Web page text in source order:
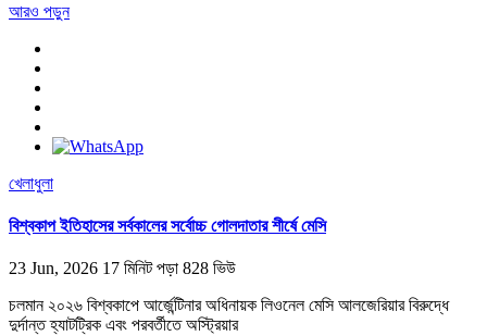
আরও পড়ুন
খেলাধুলা
বিশ্বকাপ ইতিহাসের সর্বকালের সর্বোচ্চ গোলদাতার শীর্ষে মেসি
23 Jun, 2026 17 মিনিট পড়া 828 ভিউ
চলমান ২০২৬ বিশ্বকাপে আর্জেন্টিনার অধিনায়ক লিওনেল মেসি আলজেরিয়ার বিরুদ্ধে
দুর্দান্ত হ্যাটট্রিক এবং পরবর্তীতে অস্ট্রিয়ার